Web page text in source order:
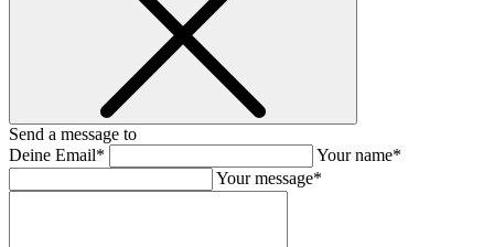
Send a message to
Deine Email*
Your name*
Your message*